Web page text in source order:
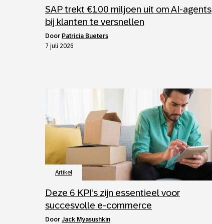
SAP trekt €100 miljoen uit om AI-agents
bij klanten te versnellen
door Patricia Bueters
7 juli 2026
Artikel
Deze 6 KPI’s zijn essentieel voor
succesvolle e-commerce
door Jack Myasushkin